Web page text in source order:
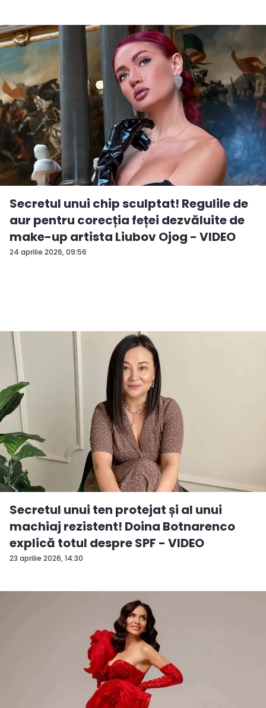
24 aprilie 2026, 09:56
Secretul unui chip sculptat! Regulile de
aur pentru corecția feței dezvăluite de
make-up artista Liubov Ojog - VIDEO
23 aprilie 2026, 14:30
Secretul unui ten protejat și al unui
machiaj rezistent! Doina Botnarenco
explică totul despre SPF - VIDEO